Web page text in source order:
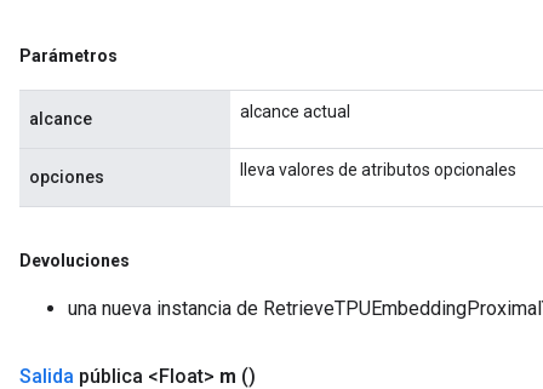
Parámetros
alcance alcance actual
opciones lleva valores de atributos opcionales
Devoluciones
una nueva instancia de
Salida pública <Float> m ()